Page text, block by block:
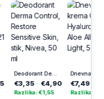
Deodorant Derma Control, Restore Sensitive Skin, stik, Nivea, 50 ml
€3,35 –€4,90
Razlika: €1,55
€7,49–€9,99
Razlika: €2,50